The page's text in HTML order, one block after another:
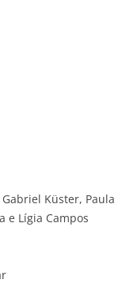
Küster, Paula
e Lígia Campos